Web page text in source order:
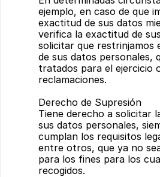
ejemplo, en caso de que
exactitud de sus datos
verifica la exactitud de
solicitar que restrinjamos
de sus datos personales,
tratados para el ejercicio
reclamaciones.
Derecho de Supresión
Tiene derecho a solicitar
sus datos personales,
cumplan los requisitos
entre otros, que ya no
para los fines para los
recogidos.